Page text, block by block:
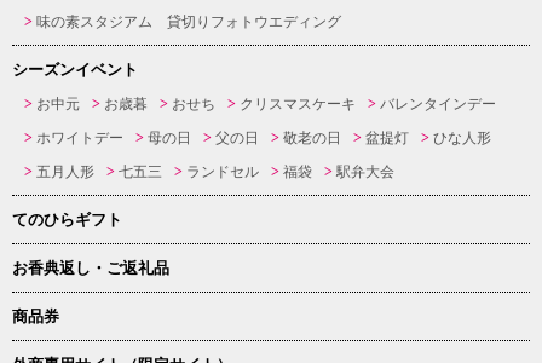
味の素スタジアム 貸切りフォトウエディング
シーズンイベント
お中元 お歳暮 おせち クリスマスケーキ
バレンタインデー
ホワイトデー
母の日 父の日 敬老の日 盆提灯
ひな人形
五月人形
七五三 ランドセル 福袋 駅弁大会
てのひらギフト
お香典返し・ご返礼品
商品券